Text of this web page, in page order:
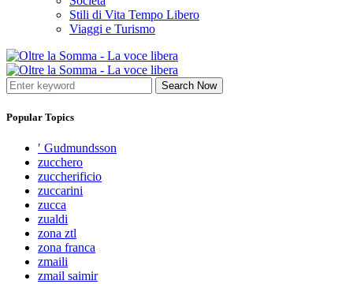
Stili di Vita Tempo Libero
Viaggi e Turismo
Search Now
Popular Topics
′ Gudmundsson
zucchero
zuccherificio
zuccarini
zucca
zualdi
zona ztl
zona franca
zmaili
zmail saimir